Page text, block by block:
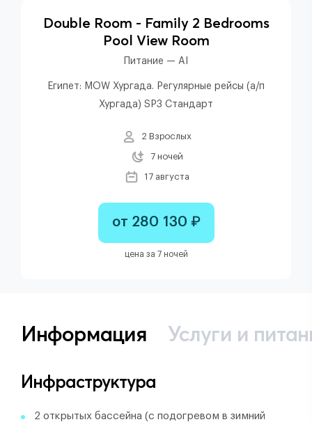
Double Room - Family 2 Bedrooms
Pool View Room
Питание — AI
Египет: MOW Хургада. Регулярные рейсы (а/п
Хургада) SP3 Стандарт
2 Взрослых
7 ночей
17 августа
от 280 130 ₽
цена за 7 ночей
Информация Услуги и
Инфраструктура
2 открытых бассейна (с подогревом в зимний